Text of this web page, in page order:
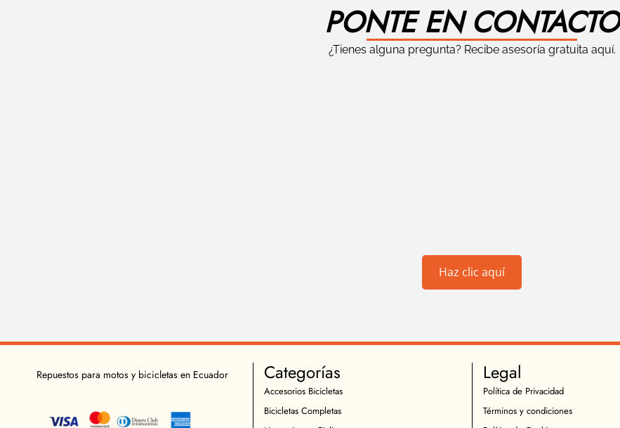
PONTE EN CONTACTO
¿Tienes alguna pregunta? Recibe asesoría gratuita aquí.
Haz clic aquí
Repuestos para motos y bicicletas en Ecuador Categorías
Accesorios Bicicletas
Bicicletas Completas
Legal
Política de Privacidad
Términos y condiciones